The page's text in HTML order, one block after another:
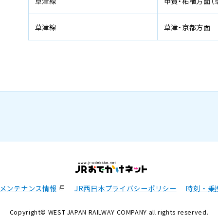
草津線 草津・京都方面
メンテナンス情報 JR西日本プライバシーポリシー 時刻・乗
Copyright© WEST JAPAN RAILWAY COMPANY all rights reserved.